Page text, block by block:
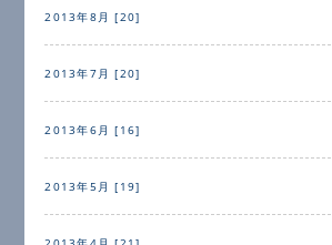
2013年8月 [20]
2013年7月 [20]
2013年6月 [16]
2013年5月 [19]